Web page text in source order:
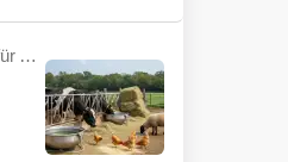
Grundlagen der Tierernährung für Anfänger